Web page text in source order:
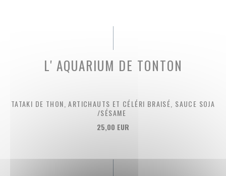
L' AQUARIUM DE TONTON
TATAKI DE THON, ARTICHAUTS ET CÉLÉRI BRAISÉ, SAUCE SOJA
/SÉSAME
25,00 EUR